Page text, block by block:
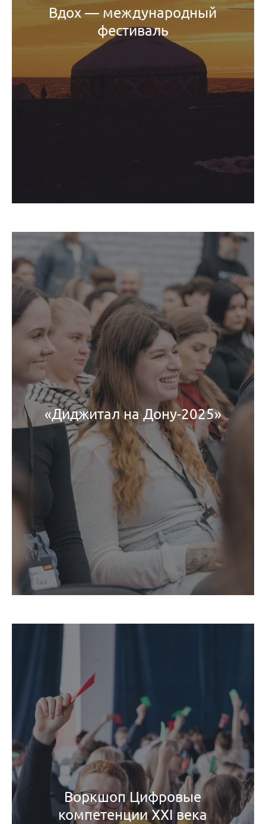
Вдох — международный
фестиваль
«Диджитал на Дону-2025»
Воркшоп Цифровые
компетенции XXI века